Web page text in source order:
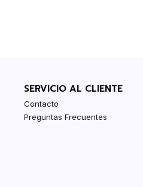
SERVICIO AL CLIENTE
Contacto
Preguntas Frecuentes